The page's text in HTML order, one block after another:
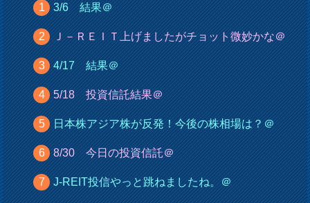
3/6 結果＠
Ｊ－ＲＥＩＴ上げましたがチョット微妙かな＠
4/17 結果＠
5/18 投資信託結果＠
日本株アジア株が反発！今後の株相場は？＠
8/30 今日の投資信託＠
J-REIT投信やっと跳ねましたね。＠